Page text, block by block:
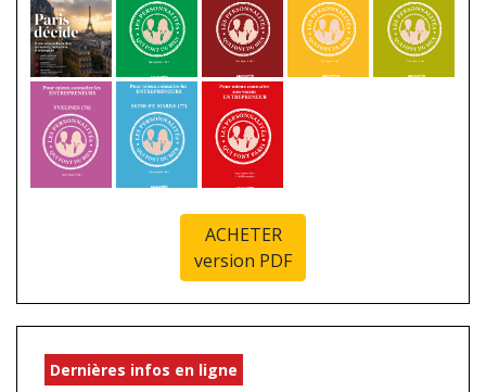
ACHETER
version PDF
Dernières infos en ligne